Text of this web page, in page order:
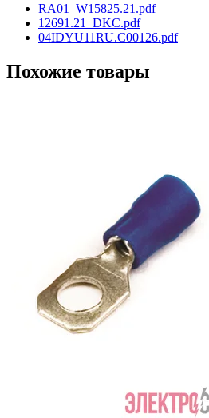
RA01_W15825.21.pdf
12691.21_DKC.pdf
04IDYU11RU.C00126.pdf
Похожие товары